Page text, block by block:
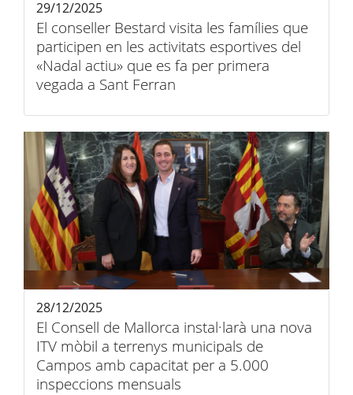
El conseller Bestard visita les famílies que
participen en les activitats esportives del
«Nadal actiu» que es fa per primera
vegada a Sant Ferran
29/12/2025
El Consell de Mallorca instal·larà una nova
ITV mòbil a terrenys municipals de
Campos amb capacitat per a 5.000
inspeccions mensuals
28/12/2025